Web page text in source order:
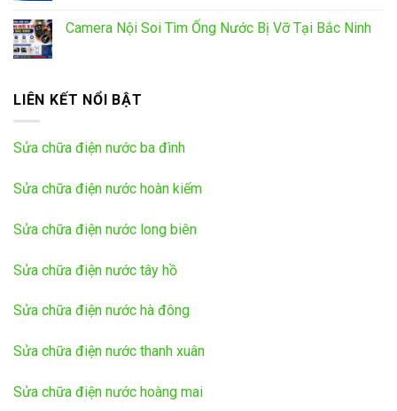
Camera Nội Soi Tìm Ống Nước Bị Vỡ Tại Bắc Ninh
LIÊN KẾT NỔI BẬT
Sửa chữa điện nước ba đình
Sửa chữa điện nước hoàn kiếm
Sửa chữa điện nước long biên
Sửa chữa điện nước tây hồ
Sửa chữa điện nước hà đông
Sửa chữa điện nước thanh xuân
Sửa chữa điện nước hoàng mai